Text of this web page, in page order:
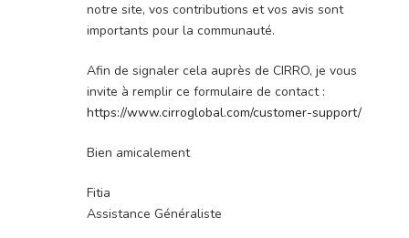
notre site, vos contributions et vos avis sont
importants pour la communauté.
Afin de signaler cela auprès de CIRRO, je vous
invite à remplir ce formulaire de contact :
https://www.cirroglobal.com/customer-support/
Bien amicalement
Fitia
Assistance Généraliste